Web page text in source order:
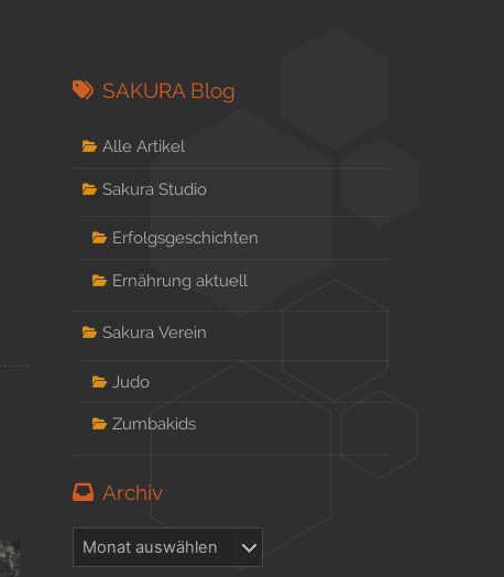
SAKURA Blog
Alle Artikel
Sakura Studio
Erfolgsgeschichten
Ernährung aktuell
Sakura Verein
Judo
Zumbakids
Archiv